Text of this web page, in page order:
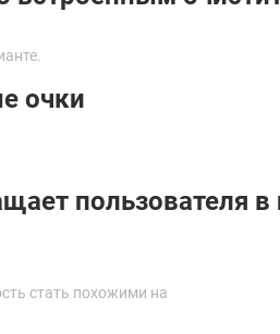
очки
пользователя
стать похожими на